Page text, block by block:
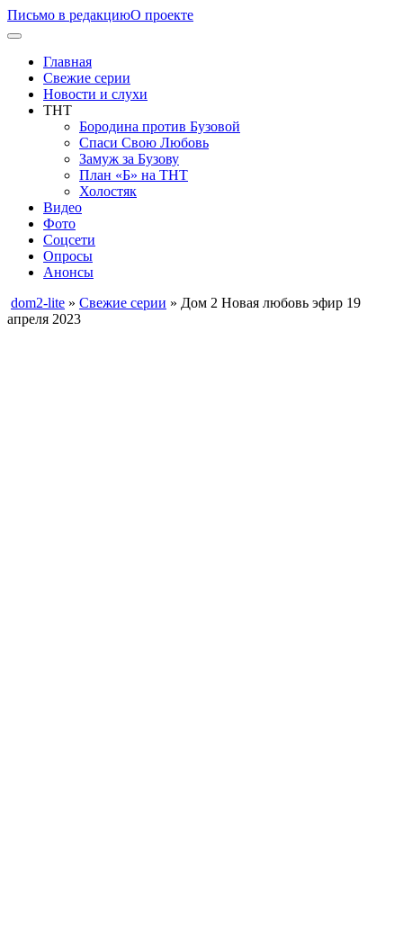
Письмо в редакциюО проекте
Главная
Свежие серии
Новости и слухи
ТНТ
Бородина против Бузовой
Спаси Свою Любовь
Замуж за Бузову
План «Б» на ТНТ
Холостяк
Видео
Фото
Соцсети
Опросы
Анонсы
dom2-lite » Свежие серии » Дом 2 Новая любовь эфир 19
апреля 2023